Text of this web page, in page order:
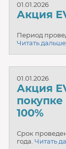
01.01.2026
Акция
Период
Читать дальше
01.01.2026
Акция
100%
Срок
года. Читать